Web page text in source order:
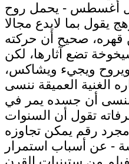
أغسطس - يحمل روح
بما لايدع مجالا
صحيح أن حركته
تضع آثارها، لكن
ويجيء ويشاكس،
الغنية العميقة ننسى
ننسى أن جسده يمر في
تقول أن السنوات
- عن أسباب استمرار